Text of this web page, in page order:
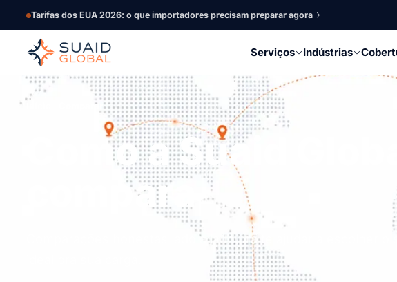
Tarifas dos EUA 2026: o que importadores precisam preparar agora
Serviços Indústrias
Comparar
Como a Suaid
compara
Comparações honestas lado a lado pra te ajudar a escolher o